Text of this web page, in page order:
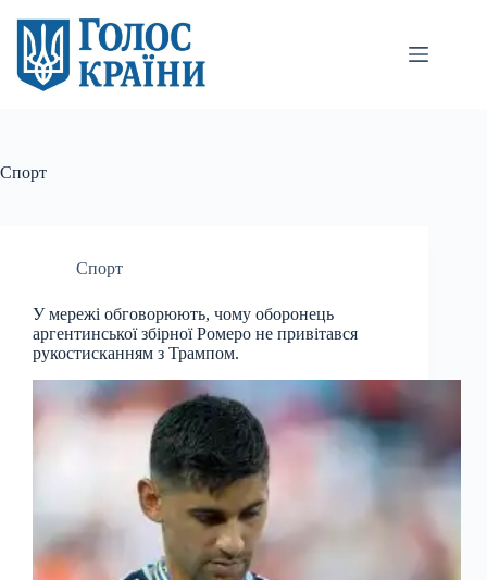
вмісту
Спорт
Спорт
У мережі обговорюють, чому оборонець
аргентинської збірної Ромеро не привітався
рукостисканням з Трампом.